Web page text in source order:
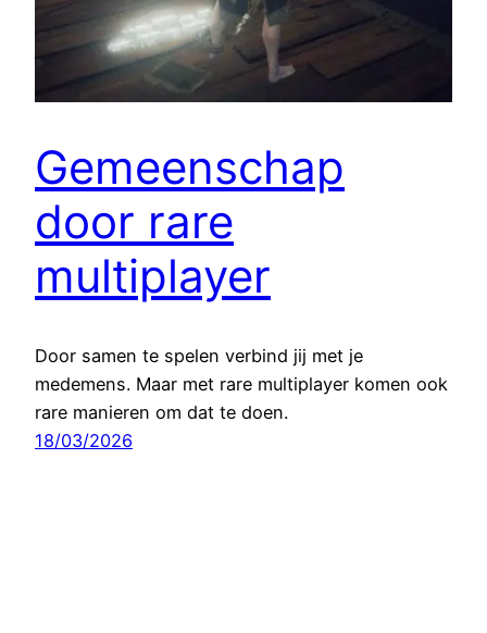
Gemeenschap
door rare
multiplayer
Door samen te spelen verbind jij met je
medemens. Maar met rare multiplayer komen ook
rare manieren om dat te doen.
18/03/2026